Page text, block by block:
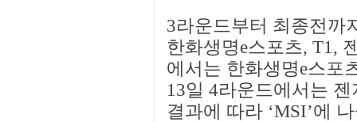
3라운드부터 최종전까
한화생명e스포츠, T1,
에서는 한화생명e스포
13일 4라운드에서는
결과에 따라 ‘MSI’에